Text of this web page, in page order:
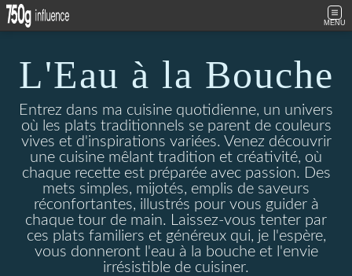
MENU
L'Eau à la Bouche
Entrez dans ma cuisine quotidienne, un univers
où les plats traditionnels se parent de couleurs
vives et d'inspirations variées. Venez découvrir
une cuisine mêlant tradition et créativité, où
chaque recette est préparée avec passion. Des
mets simples, mijotés, emplis de saveurs
réconfortantes, illustrés pour vous guider à
chaque tour de main. Laissez-vous tenter par
ces plats familiers et généreux qui, je l'espère,
vous donneront l'eau à la bouche et l'envie
irrésistible de cuisiner.